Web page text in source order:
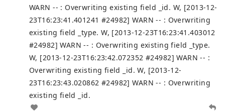
WARN -- : Overwriting existing field _id. W, [2013-12-
23T16:23:41.401241 #24982] WARN -- : Overwriting
existing field _type. W, [2013-12-23T16:23:41.403012
#24982] WARN -- : Overwriting existing field _type.
W, [2013-12-23T16:23:42.072352 #24982] WARN -- :
Overwriting existing field _id. W, [2013-12-
23T16:23:43.020862 #24982] WARN -- : Overwriting
existing field _id.